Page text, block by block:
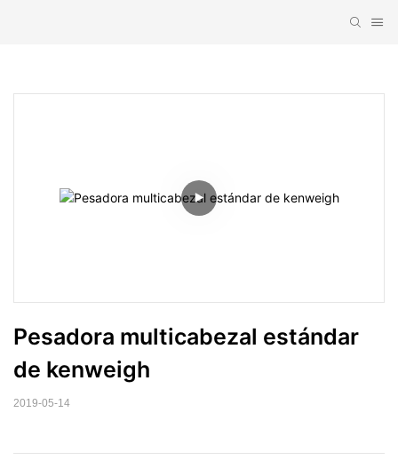
Pesadora multicabezal estándar
de kenweigh
2019-05-14